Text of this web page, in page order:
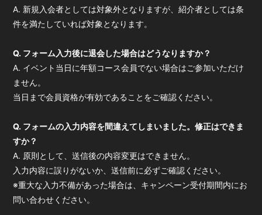
A. 新規入会者としては対象外となりますが、紹介者としては条
件を満たしていれば対象となります。
Q. フォーム入力後に退会した場合はどうなりますか？
A. イベント当日に年額コース会員でない場合はご参加いただけ
ません。
当日まで会員資格が有効であることをご確認ください。
Q. フォームの入力内容を間違えてしまいました。修正はできま
すか？
A. 原則として、送信後の内容変更はできません。
入力内容に誤りがないか、送信前に必ずご確認ください。
※重大な入力不備があった場合は、キャンペーン受付期間内にお
問い合わせください。